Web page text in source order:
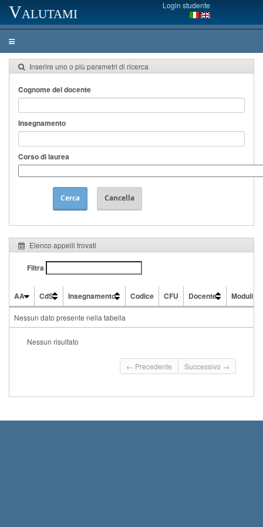
Valutami Login studente
Inserire uno o più parametri di ricerca
Cognome del docente
Insegnamento
Corso di laurea
Cerca Cancella
Elenco appelli trovati
Filtra
AA CdS Insegnamento Codice CFU Docente
Moduli
Nessun dato presente nella tabella
Nessun risultato
← Precedente Successivo →